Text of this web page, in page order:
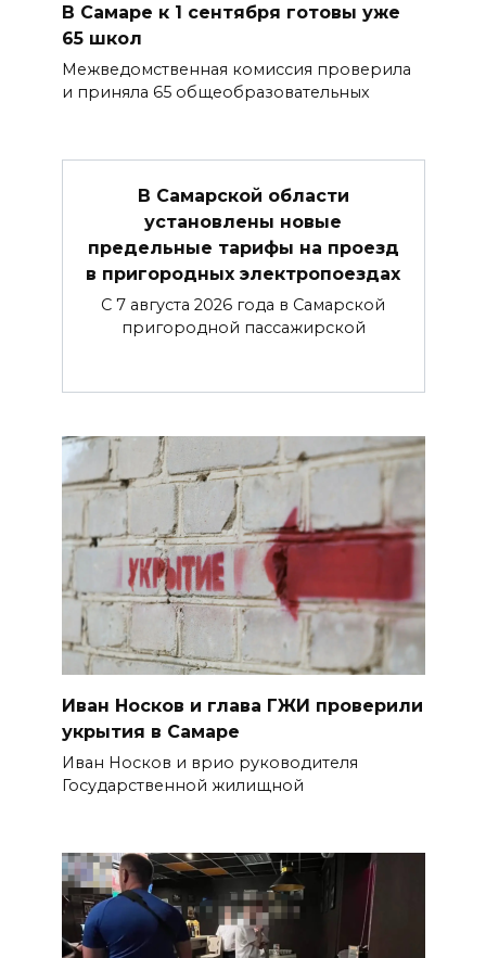
В Самаре к 1 сентября готовы уже
65 школ
Межведомственная комиссия проверила
и приняла 65 общеобразовательных
В Самарской области
установлены новые
предельные тарифы на проезд
в пригородных электропоездах
С 7 августа 2026 года в Самарской
пригородной пассажирской
Иван Носков и глава ГЖИ проверили
укрытия в Самаре
Иван Носков и врио руководителя
Государственной жилищной